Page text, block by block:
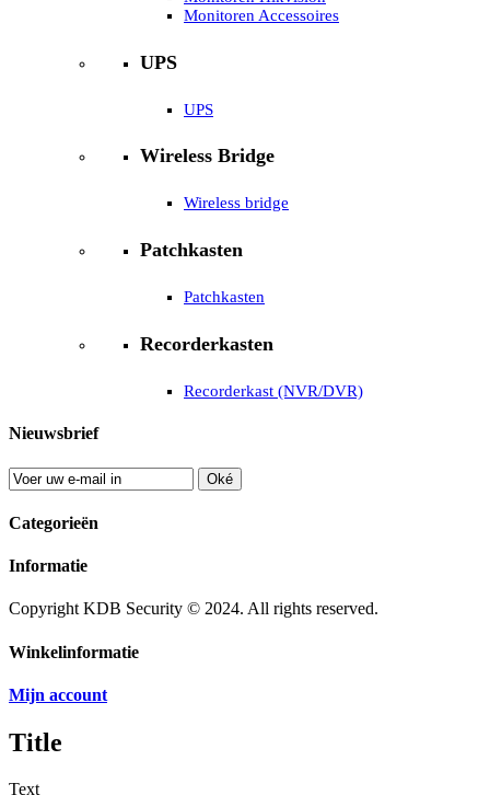
Monitoren Accessoires
UPS
UPS
Wireless Bridge
Wireless bridge
Patchkasten
Patchkasten
Recorderkasten
Recorderkast (NVR/DVR)
Nieuwsbrief
Oké
Categorieën
Informatie
Copyright KDB Security © 2024. All rights reserved.
Winkelinformatie
Mijn account
Title
Text